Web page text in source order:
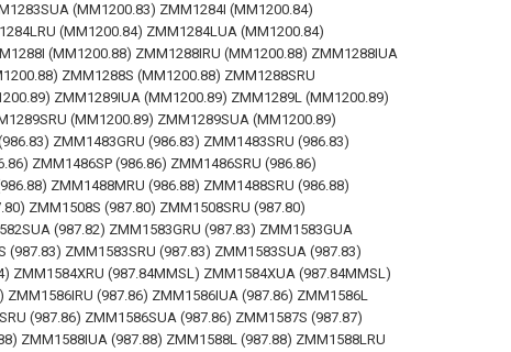
(MM1200.83) ZMM1284I (MM1200.84)
(MM1200.84) ZMM1284LUA (MM1200.84)
(MM1200.88) ZMM1288IRU (MM1200.88) ZMM1288IUA
ZMM1288S (MM1200.88) ZMM1288SRU
ZMM1289IUA (MM1200.89) ZMM1289L (MM1200.89)
(MM1200.89) ZMM1289SUA (MM1200.89)
ZMM1483GRU (986.83) ZMM1483SRU (986.83)
ZMM1486SP (986.86) ZMM1486SRU (986.86)
ZMM1488MRU (986.88) ZMM1488SRU (986.88)
ZMM1508S (987.80) ZMM1508SRU (987.80)
(987.82) ZMM1583GRU (987.83) ZMM1583GUA
ZMM1583SRU (987.83) ZMM1583SUA (987.83)
ZMM1584XRU (987.84MMSL) ZMM1584XUA (987.84MMSL)
(987.86) ZMM1586IUA (987.86) ZMM1586L
(987.86) ZMM1586SUA (987.86) ZMM1587S (987.87)
ZMM1588IUA (987.88) ZMM1588L (987.88) ZMM1588LRU